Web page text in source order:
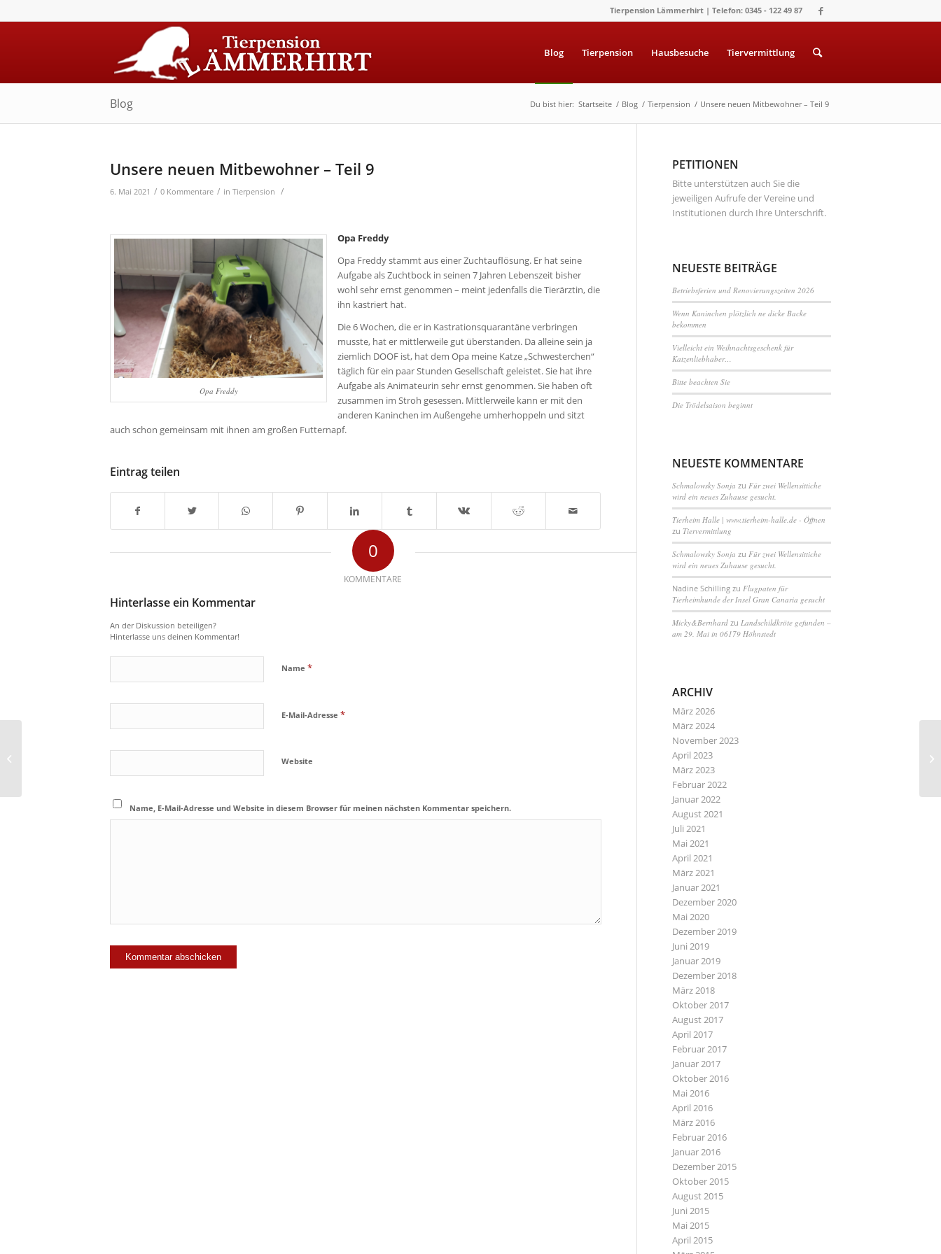
Tierpension Lämmerhirt | Telefon: 0345 - 122 49 87
Blog Tierpension Hausbesuche Tiervermittlung
Blog Du bist hier: Startseite / Blog / Tierpension / Unsere neuen Mitbewohner – Teil 9
Unsere neuen Mitbewohner – Teil 9
6. Mai 2021 / 0 Kommentare / in Tierpension /
Opa Freddy
Opa Freddy
Opa Freddy stammt aus einer Zuchtauflösung. Er hat seine
Aufgabe als Zuchtbock in seinen 7 Jahren Lebenszeit bisher
wohl sehr ernst genommen – meint jedenfalls die Tierärztin, die
ihn kastriert hat.
Die 6 Wochen, die er in Kastrationsquarantäne verbringen
musste, hat er mittlerweile gut überstanden. Da alleine sein ja
ziemlich DOOF ist, hat dem Opa meine Katze „Schwesterchen“
täglich für ein paar Stunden Gesellschaft geleistet. Sie hat ihre
Aufgabe als Animateurin sehr ernst genommen. Sie haben oft
zusammen im Stroh gesessen. Mittlerweile kann er mit den
anderen Kaninchen im Außengehe umherhoppeln und sitzt
auch schon gemeinsam mit ihnen am großen Futternapf.
Eintrag teilen
0
KOMMENTARE
Hinterlasse ein Kommentar
An der Diskussion beteiligen?
Hinterlasse uns deinen Kommentar!
Name *
E-Mail-Adresse *
Website
Name, E-Mail-Adresse und Website in diesem Browser für meinen nächsten Kommentar speichern.
PETITIONEN
Bitte unterstützen auch Sie die
jeweiligen Aufrufe der Vereine und
Institutionen durch Ihre Unterschrift.
NEUESTE BEITRÄGE
Betriebsferien und Renovierungszeiten 2026
Wenn Kaninchen plötzlich ne dicke Backe
bekommen
Vielleicht ein Weihnachtsgeschenk für
Katzenliebhaber…
Bitte beachten Sie
Die Trödelsaison beginnt
NEUESTE KOMMENTARE
Schmalowsky Sonja zu Für zwei Wellensittiche
wird ein neues Zuhause gesucht.
Tierheim Halle | www.tierheim-halle.de - Öffnen
zu Tiervermittlung
Schmalowsky Sonja zu Für zwei Wellensittiche
wird ein neues Zuhause gesucht.
Nadine Schillingzu Flugpaten für
Tierheimhunde der Insel Gran Canaria gesucht
Micky&Bernhardzu Landschildkröte gefunden –
am 29. Mai in 06179 Höhnstedt
ARCHIV
März 2026
März 2024
November 2023
April 2023
März 2023
Februar 2022
Januar 2022
August 2021
Juli 2021
Mai 2021
April 2021
März 2021
Januar 2021
Dezember 2020
Mai 2020
Dezember 2019
Juni 2019
Januar 2019
Dezember 2018
März 2018
Oktober 2017
August 2017
April 2017
Februar 2017
Januar 2017
Oktober 2016
Mai 2016
April 2016
März 2016
Februar 2016
Januar 2016
Dezember 2015
Oktober 2015
August 2015
Juni 2015
Mai 2015
April 2015